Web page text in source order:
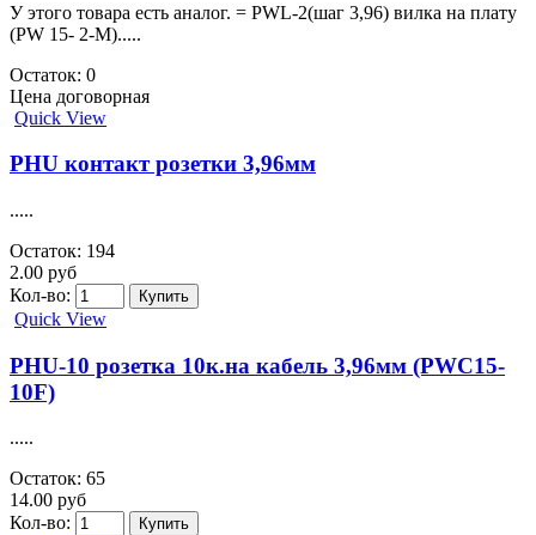
У этого товара есть аналог. = PWL-2(шаг 3,96) вилка на плату
(PW 15- 2-M).....
Остаток: 0
Цена договорная
Quick View
PHU контакт розетки 3,96мм
.....
Остаток: 194
2.00 руб
Кол-во:
Quick View
PHU-10 розетка 10к.на кабель 3,96мм (PWC15-
10F)
.....
Остаток: 65
14.00 руб
Кол-во: